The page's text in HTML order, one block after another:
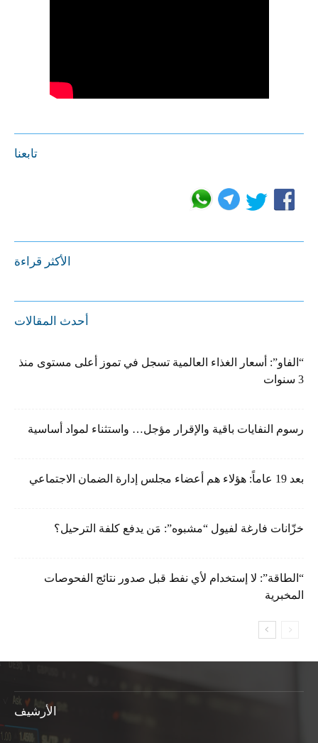
تابعنا
الأكثر قراءة
أحدث المقالات
“الفاو”: أسعار الغذاء العالمية تسجل في تموز أعلى مستوى منذ
3 سنوات
رسوم النفايات باقية والإقرار مؤجل… واستثناء لمواد أساسية
بعد 19 عاماً: هؤلاء هم أعضاء مجلس إدارة الضمان الاجتماعي
خزّانات فارغة لفيول “مشبوه”: مَن يدفع كلفة الترحيل؟
“الطاقة”: لا إستخدام لأي نفط قبل صدور نتائج الفحوصات
المخبرية
الأرشيف